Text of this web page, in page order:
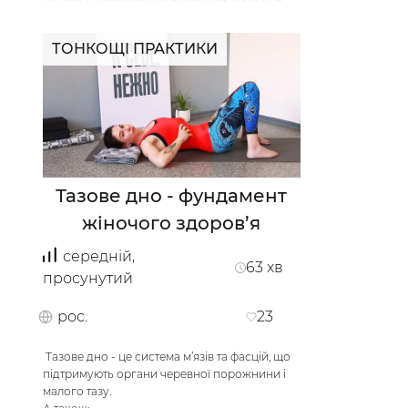
Мій кабінет / Зареєструйся
це знайомство з собою, та і взагалі це
кайфово!
В даній практиці ми будемо готувати тіло та
розум до простих пранаям, дихати,
відпочивати, заряджатись енергією,
відновлюватись.
Подаруйте собі трохи спокою та повільності!
…
ТОНКОЩІ ПРАКТИКИ
Тазове дно - фундамент
жіночого здоров’я
середній,
просунутий
63 хв
23
рос.
Тазове дно - це система м’язів та фасцій, що
підтримують органи черевної порожнини і
малого тазу.